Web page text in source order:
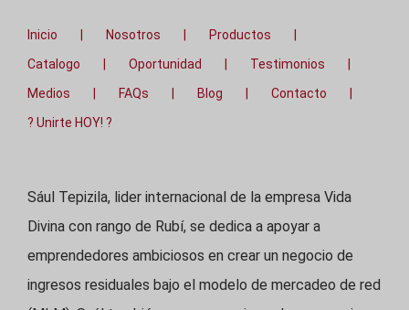
Inicio Nosotros
Productos
Catalogo
Oportunidad
Testimonios
Medios
FAQs Blog
Contacto
? Unirte HOY! ?
Sául Tepizila, lider internacional de la empresa Vida
Divina con rango de Rubí, se dedica a apoyar a
emprendedores ambiciosos en crear un negocio de
ingresos residuales bajo el modelo de mercadeo de red